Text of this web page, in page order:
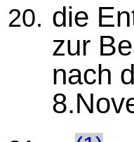
die
zur
nach